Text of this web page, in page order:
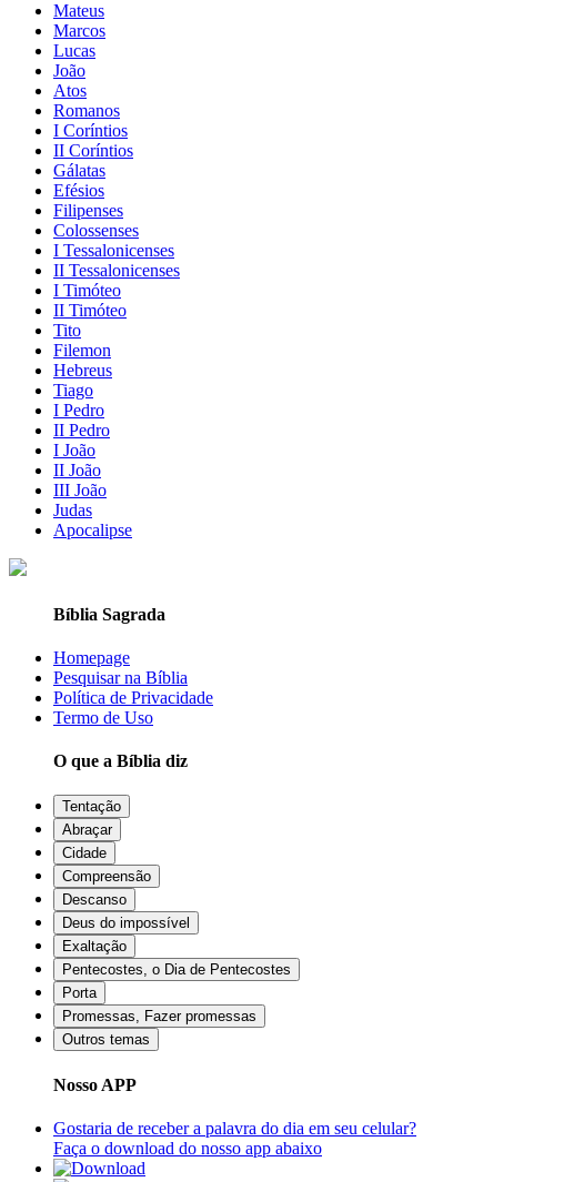
Mateus
Marcos
Lucas
João
Atos
Romanos
I Coríntios
II Coríntios
Gálatas
Efésios
Filipenses
Colossenses
I Tessalonicenses
II Tessalonicenses
I Timóteo
II Timóteo
Tito
Filemon
Hebreus
Tiago
I Pedro
II Pedro
I João
II João
III João
Judas
Apocalipse
Bíblia Sagrada
Homepage
Pesquisar na Bíblia
Política de Privacidade
Termo de Uso
O que a Bíblia diz
Tentação
Abraçar
Cidade
Compreensão
Descanso
Deus do impossível
Exaltação
Pentecostes, o Dia de Pentecostes
Porta
Promessas, Fazer promessas
Outros temas
Nosso APP
Gostaria de receber a palavra do dia em seu celular?
Faça o download do nosso app abaixo